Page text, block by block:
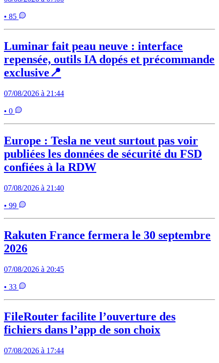
• 85
Luminar fait peau neuve : interface
repensée, outils IA dopés et précommande
exclusive📍
07/08/2026 à 21:44
• 0
Europe : Tesla ne veut surtout pas voir
publiées les données de sécurité du FSD
confiées à la RDW
07/08/2026 à 21:40
• 99
Rakuten France fermera le 30 septembre
2026
07/08/2026 à 20:45
• 33
FileRouter facilite l’ouverture des
fichiers dans l’app de son choix
07/08/2026 à 17:44